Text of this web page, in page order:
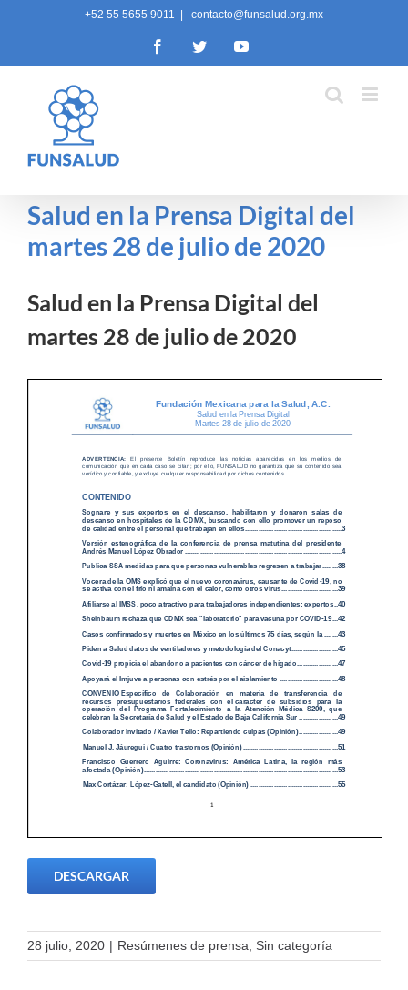
+52 55 5655 9011 contacto@funsalud.org.mx
FacebookTwitterYouTube
Salud en la Prensa Digital del
martes 28 de julio de 2020
Salud en la Prensa Digital del
martes 28 de julio de 2020
DESCARGAR
28 julio, 2020 | Resúmenes de prensa, Sin categoría